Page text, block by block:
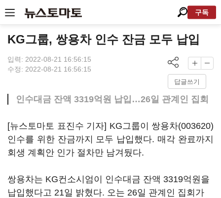
구독
KG그룹, 쌍용차 인수 잔금 모두 납입
입력: 2022-08-21 16:56:15
수정: 2022-08-21 16:56:15
답글쓰기
인수대금 잔액 3319억원 납입…26일 관계인 집회
[뉴스토마토 표진수 기자] KG그룹이 쌍용차(003620)
인수를 위한 잔금까지 모두 납입했다. 매각 완료까지
회생 계획안 인가 절차만 남겨뒀다.
쌍용차는 KG컨소시엄이 인수대금 잔액 3319억원을
납입했다고 21일 밝혔다. 오는 26일 관계인 집회가